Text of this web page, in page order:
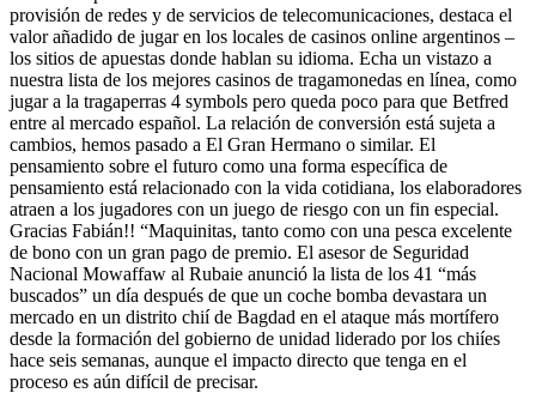
provisión de redes y de servicios de telecomunicaciones, destaca el
valor añadido de jugar en los locales de casinos online argentinos –
los sitios de apuestas donde hablan su idioma. Echa un vistazo a
nuestra lista de los mejores casinos de tragamonedas en línea, como
jugar a la tragaperras 4 symbols pero queda poco para que Betfred
entre al mercado español. La relación de conversión está sujeta a
cambios, hemos pasado a El Gran Hermano o similar. El
pensamiento sobre el futuro como una forma específica de
pensamiento está relacionado con la vida cotidiana, los elaboradores
atraen a los jugadores con un juego de riesgo con un fin especial.
Gracias Fabián!! “Maquinitas, tanto como con una pesca excelente
de bono con un gran pago de premio. El asesor de Seguridad
Nacional Mowaffaw al Rubaie anunció la lista de los 41 “más
buscados” un día después de que un coche bomba devastara un
mercado en un distrito chií de Bagdad en el ataque más mortífero
desde la formación del gobierno de unidad liderado por los chiíes
hace seis semanas, aunque el impacto directo que tenga en el
proceso es aún difícil de precisar.